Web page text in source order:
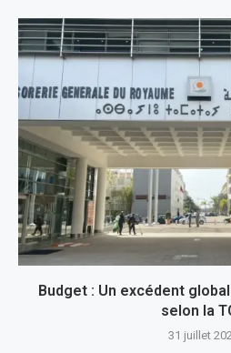
Budget : Un excédent
selon la
31 juillet